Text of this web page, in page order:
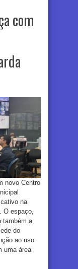
com
novo Centro
na
O espaço,
também a
do
ao uso
uma área